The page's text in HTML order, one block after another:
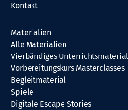
Kontakt
Materialien
Alle Materialien
Vierbändiges Unterrichtsmaterial
Vorbereitungskurs Masterclasses
Begleitmaterial
Spiele
Digitale Escape Stories